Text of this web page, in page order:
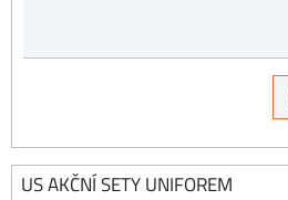
US AKČNÍ SETY UNIFOREM